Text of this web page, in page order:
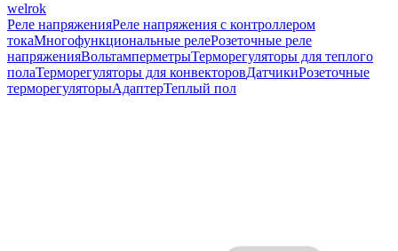
welrok
Реле напряженияРеле напряжения с контроллером
токаМногофункциональные релеРозеточные реле
напряженияВольтамперметрыТерморегуляторы для теплого
полаТерморегуляторы для конвекторовДатчикиРозеточные
терморегуляторыАдаптерТеплый пол